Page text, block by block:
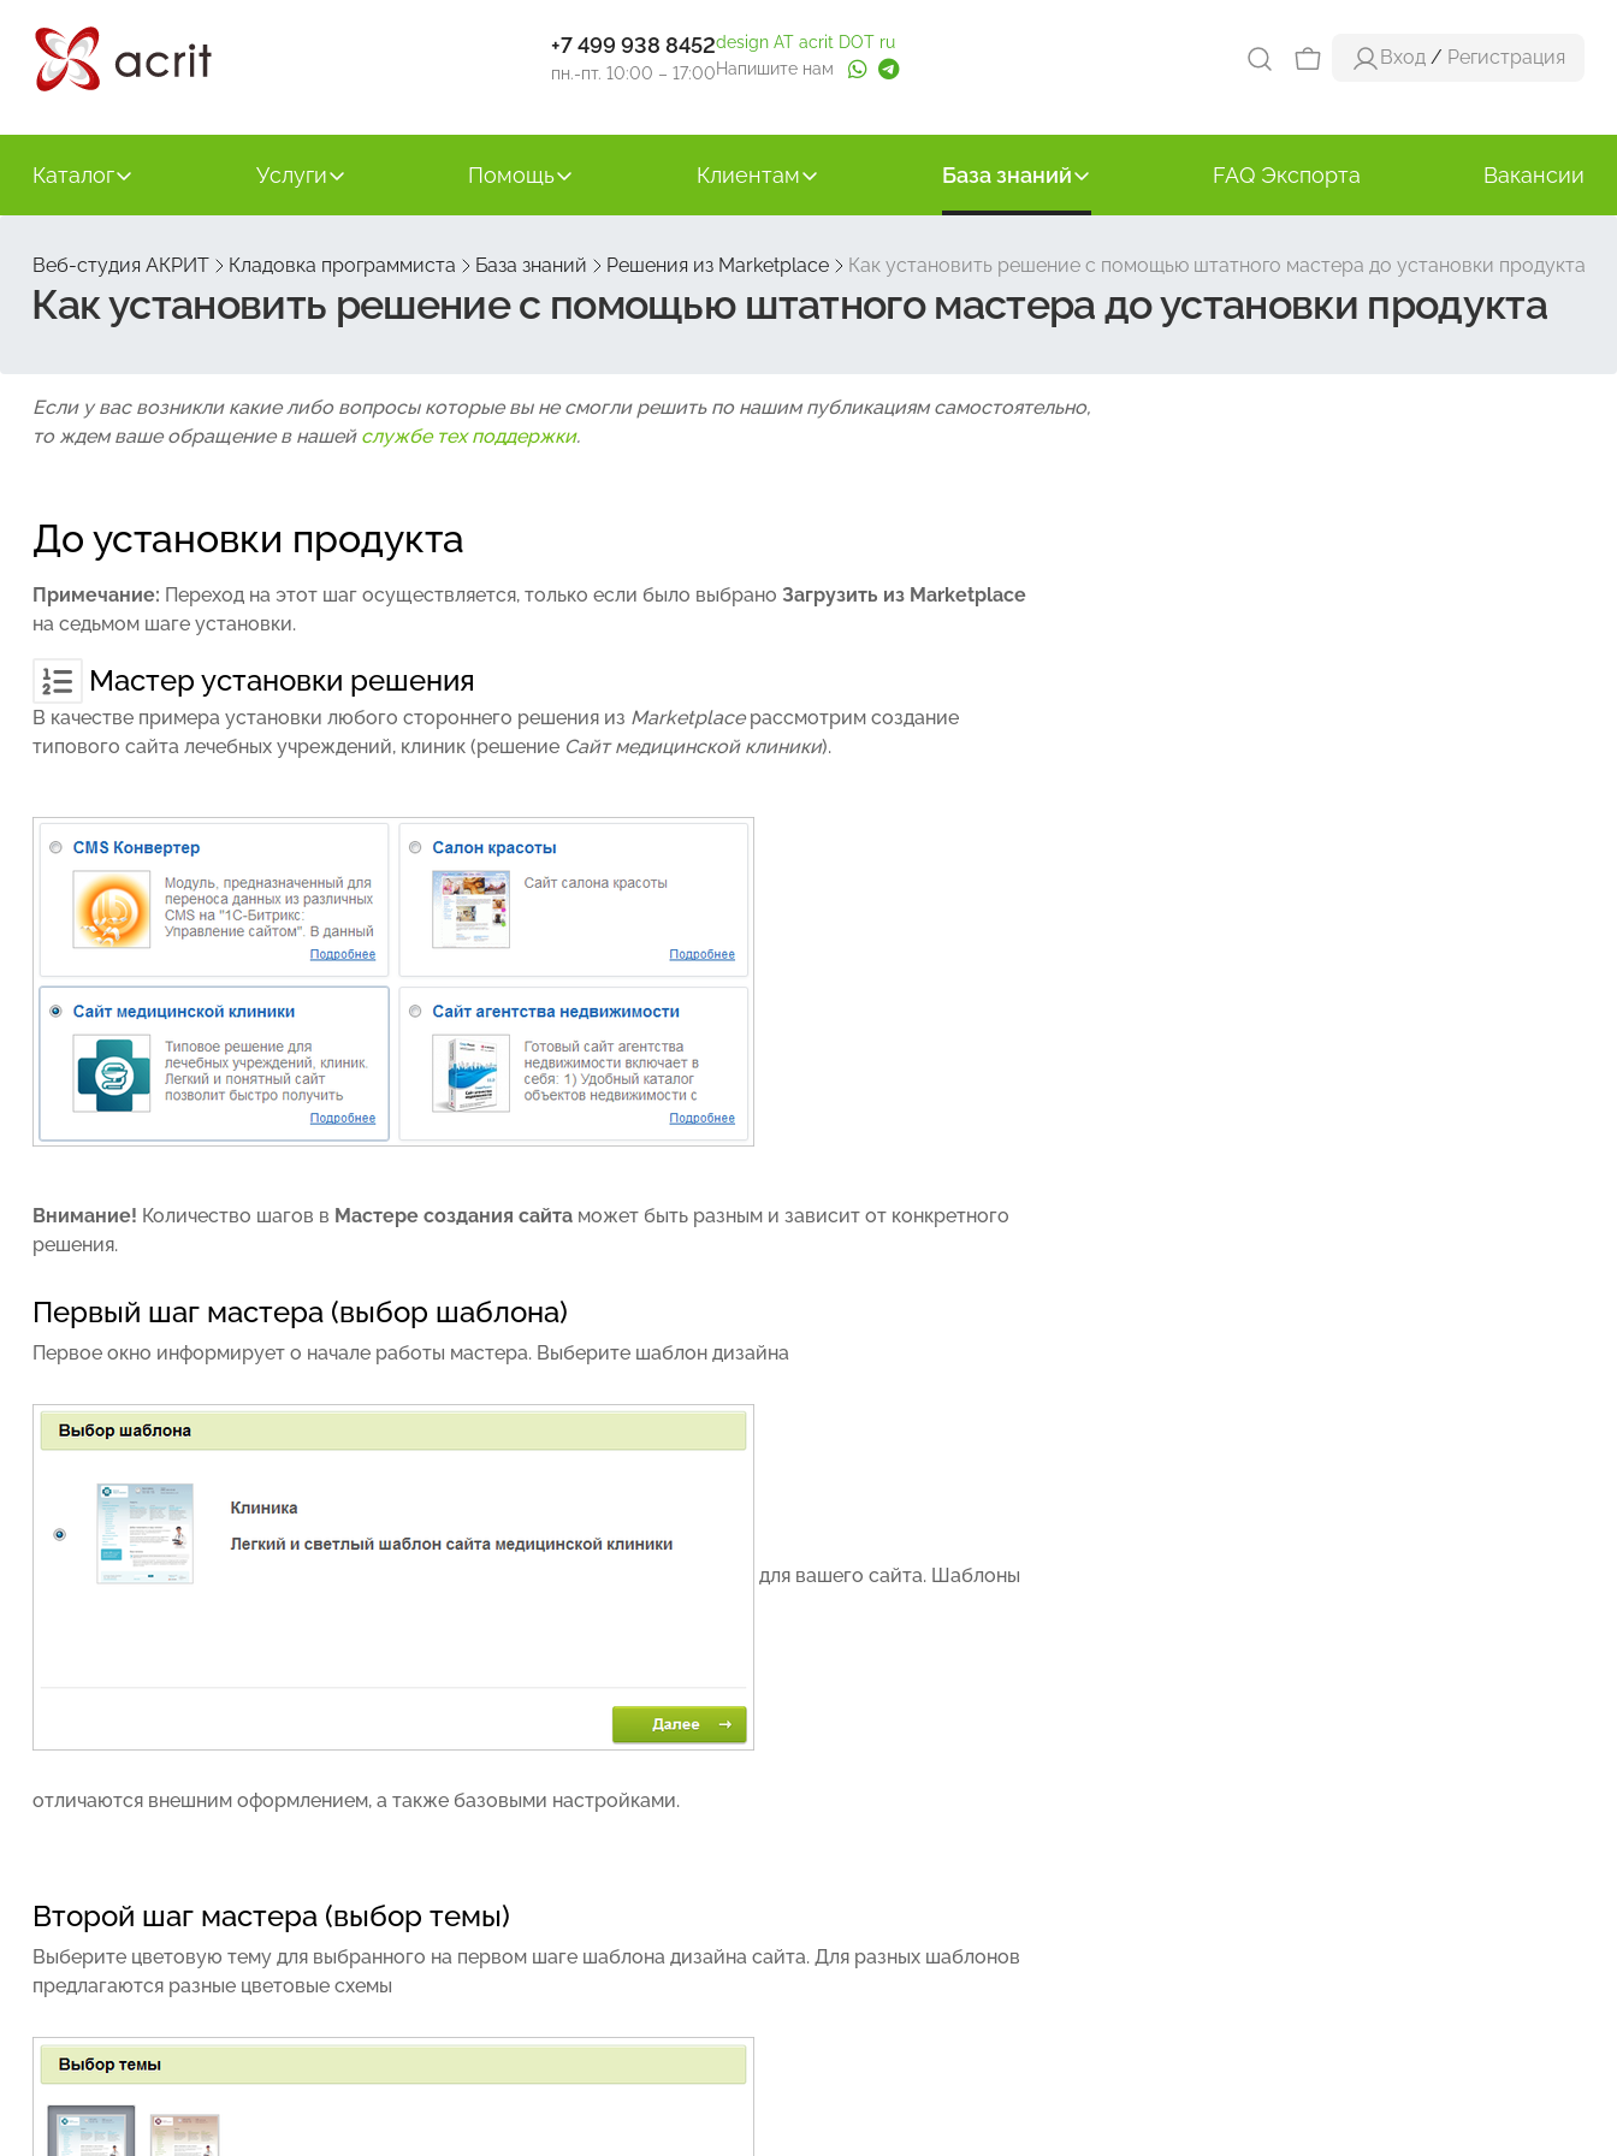
+7 499 938 8452
пн.-пт. 10:00 – 17:00
design AT acrit DOT ru
Напишите нам
Вход / Регистрация
Каталог Услуги Помощь Клиентам База знаний FAQ Экспорта Вакансии
Веб-студия АКРИТ Кладовка программиста База знаний Решения из Marketplace Как установить решение с помощью штатного мастера до установки продукта
Как установить решение с помощью штатного мастера до установки продукта
Если у вас возникли какие либо вопросы которые вы не смогли решить по нашим публикациям самостоятельно,
то ждем ваше обращение в нашей службе тех поддержки.
До установки продукта
Примечание: Переход на этот шаг осуществляется, только если былo выбрано Загрузить из Marketplace
на седьмом шаге установки.
Мастер установки решения
В качестве примера установки любого стороннего решения из Marketplaceрассмотрим создание
типового сайта лечебных учреждений, клиник (решение Сайт медицинской клиники).
Внимание! Количество шагов в Мастере создания сайта может быть разным и зависит от конкретного
решения.
Первый шаг мастера (выбор шаблона)
Первое окно информирует о начале работы мастера. Выберите шаблон дизайна
для вашего сайта. Шаблоны
отличаются внешним оформлением, а также базовыми настройками.
Второй шаг мастера (выбор темы)
Выберите цветовую тему для выбранного на первом шаге шаблона дизайна сайта. Для разных шаблонов
предлагаются разные цветовые схемы